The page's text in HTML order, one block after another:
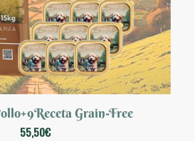
Grain-Free
55,50€